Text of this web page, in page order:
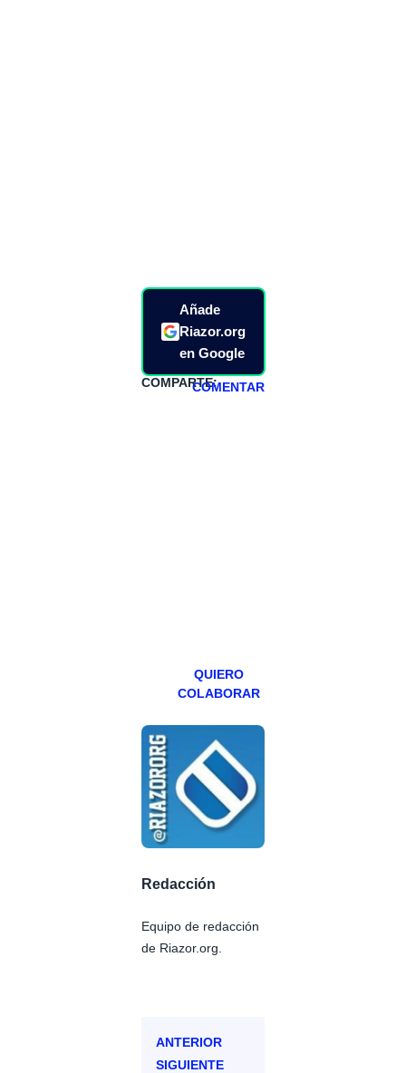
Añade
Riazor.org
en Google
COMPARTE:COMENTAR
QUIERO
COLABORAR
Redacción
Equipo de redacción
de Riazor.org.
ANTERIOR
SIGUIENTE